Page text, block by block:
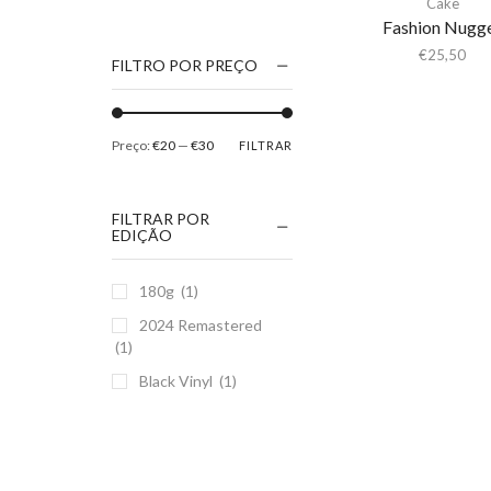
Fashion
€25,50
5 Seconds Of Summer
50 Foot Wave
65daysofstatic
7038634357
81355
90 Day Men
A Giant Dog
A Place to Bury
FILTRO POR PREÇO
FILTRAR
Preço:€20 — €30
FILTRAR POR
EDIÇÃO
180g (1)
2024 Remastered
(1)
Black Vinyl (1)